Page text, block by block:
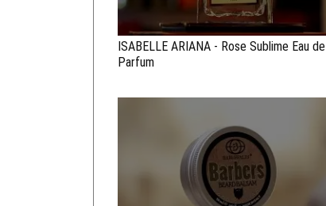
ISABELLE ARIANA - Rose Sublime Eau de
Parfum